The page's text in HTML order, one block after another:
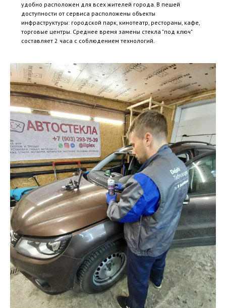
удобно расположен для всех жителей города. В пешей
доступности от сервиса расположены объекты
инфраструктуры: городской парк, кинотеатр, рестораны, кафе,
торговые центры. Среднее время замены стекла "под ключ"
составляет 2 часа с соблюдением технологий.